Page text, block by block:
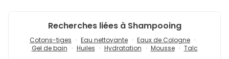
Recherches liées à Shampooing
Cotons-tiges Eau nettoyante
Eaux de Cologne
Gel de bain
Huiles Hydratation Mousse Talc